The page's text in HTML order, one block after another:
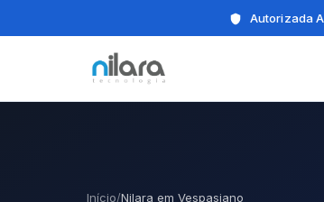
Autorizada
Início/Nilara em Vespasiano